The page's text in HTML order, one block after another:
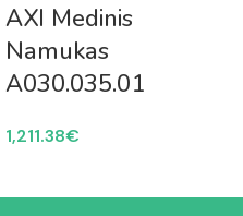
AXI Medinis
Namukas
A030.035.01
1,211.38€